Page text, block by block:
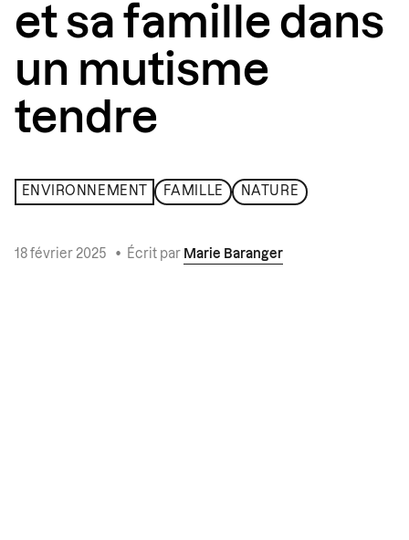
et sa famille dans
un mutisme
tendre
ENVIRONNEMENT FAMILLE NATURE
18 février 2025 • Écrit par Marie Baranger